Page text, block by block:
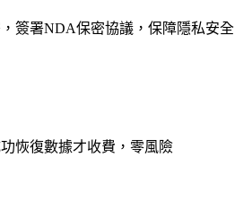
簽署NDA保密協議，保障隱私安全
恢復數據才收費，零風險